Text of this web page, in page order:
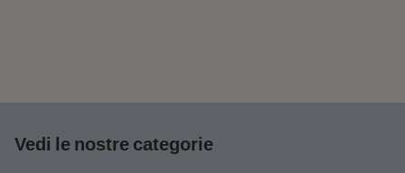
Vedi le nostre categorie